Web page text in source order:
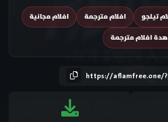
تيلجو افلام مترجمة
افلام مجانية
افلام مترجمة
https://aflamfree.one/